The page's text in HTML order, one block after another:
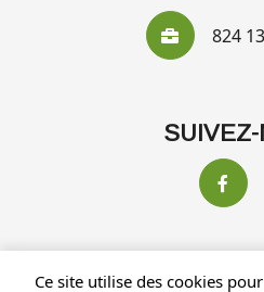
824
Recherches
Ce site utilise des cookies